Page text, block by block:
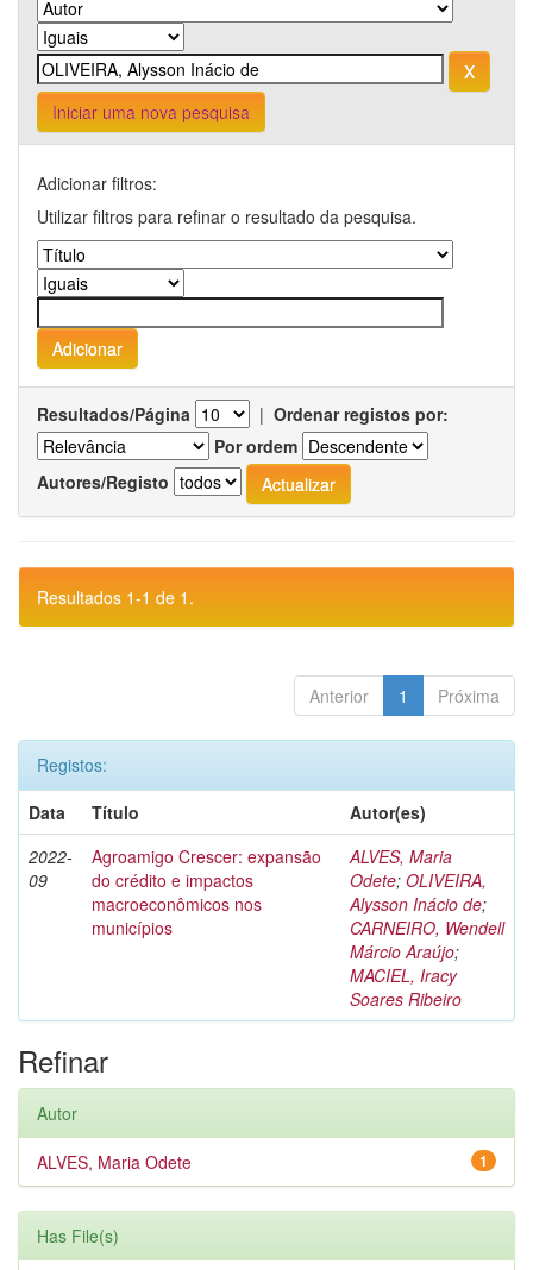
Iniciar uma nova pesquisa
Adicionar filtros:
Utilizar filtros para refinar o resultado da pesquisa.
Resultados/Página | Ordenar registos por:
Por ordem
Autores/Registo
Resultados 1-1 de 1.
Anterior 1 Próxima
Registos:
Data
Título
Autor(es)
2022-
09
Agroamigo Crescer: expansão
do crédito e impactos
macroeconômicos nos
municípios
ALVES, Maria
Odete; OLIVEIRA,
Alysson Inácio de;
CARNEIRO, Wendell
Márcio Araújo;
MACIEL, Iracy
Soares Ribeiro
Refinar
Autor
1
ALVES, Maria Odete
Has File(s)